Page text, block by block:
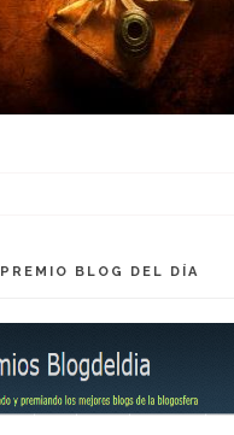
PREMIO BLOG DEL DÍA